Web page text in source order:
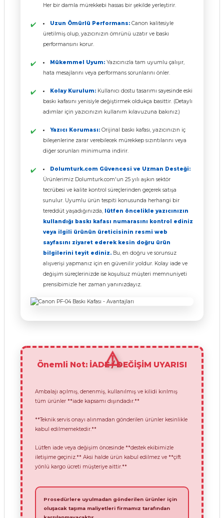
Her bir damla mürekkebi hassas bir şekilde yerleştirir.
Uzun Ömürlü Performans: Canon kalitesiyle
üretilmiş olup, yazıcınızın ömrünü uzatır ve baskı
performansını korur.
Mükemmel Uyum: Yazıcınızla tam uyumlu çalışır,
hata mesajlarını veya performans sorunlarını önler.
Kolay Kurulum: Kullanıcı dostu tasarımı sayesinde eski
baskı kafasını yenisiyle değiştirmek oldukça basittir. (Detaylı
adımlar için yazıcınızın kullanım kılavuzuna bakınız.)
Yazıcı Koruması: Orijinal baskı kafası, yazıcınızın iç
bileşenlerine zarar verebilecek mürekkep sızıntılarını veya
diğer sorunları minimuma indirir.
Dolumturk.com Güvencesi ve Uzman Desteği:
Ürünlerimiz Dolumturk.com'un 25 yılı aşkın sektör
tecrübesi ve kalite kontrol süreçlerinden geçerek satışa
sunulur. Uyumlu ürün tespiti konusunda herhangi bir
tereddüt yaşadığınızda, lütfen öncelikle yazıcınızın
kullandığı baskı kafası numarasını kontrol ediniz
veya ilgili ürünün üreticisinin resmi web
sayfasını ziyaret ederek kesin doğru ürün
bilgilerini teyit ediniz. Bu, en doğru ve sorunsuz
alışverişi yapmanız için en güvenilir yoldur. Kolay iade ve
değişim süreçlerinizde ise koşulsuz müşteri memnuniyeti
prensibimizle her zaman yanınızdayız.
Önemli Not: İADE / DEĞİŞİM UYARISI
Ambalajı açılmış, denenmiş, kullanılmış ve kilidi kırılmış
tüm ürünler **iade kapsamı dışındadır.**
**Teknik servis onayı alınmadan gönderilen ürünler kesinlikle
kabul edilmemektedir.**
Lütfen iade veya değişim öncesinde **destek ekibimizle
iletişime geçiniz.** Aksi halde ürün kabul edilmez ve **çift
yönlü kargo ücreti müşteriye aittir.**
Prosedürlere uyulmadan gönderilen ürünler için
oluşacak taşıma maliyetleri firmamız tarafından